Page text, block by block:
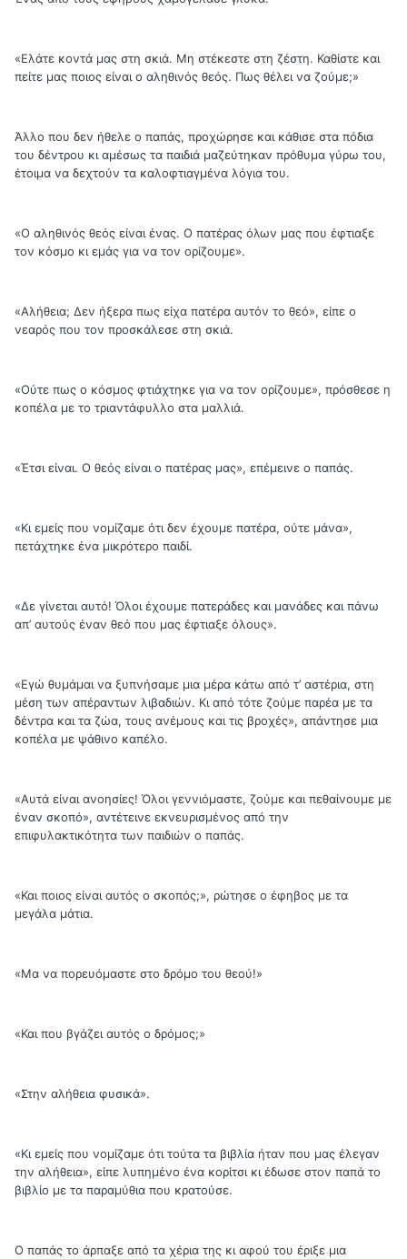
«Ελάτε κοντά μας στη σκιά. Μη στέκεστε στη ζέστη. Καθίστε και
πείτε μας ποιος είναι ο αληθινός θεός. Πως θέλει να ζούμε;»
Άλλο που δεν ήθελε ο παπάς, προχώρησε και κάθισε στα πόδια
του δέντρου κι αμέσως τα παιδιά μαζεύτηκαν πρόθυμα γύρω του,
έτοιμα να δεχτούν τα καλοφτιαγμένα λόγια του.
«Ο αληθινός θεός είναι ένας. Ο πατέρας όλων μας που έφτιαξε
τον κόσμο κι εμάς για να τον ορίζουμε».
«Αλήθεια; Δεν ήξερα πως είχα πατέρα αυτόν το θεό», είπε ο
νεαρός που τον προσκάλεσε στη σκιά.
«Ούτε πως ο κόσμος φτιάχτηκε για να τον ορίζουμε», πρόσθεσε η
κοπέλα με το τριαντάφυλλο στα μαλλιά.
«Έτσι είναι. Ο θεός είναι ο πατέρας μας», επέμεινε ο παπάς.
«Κι εμείς που νομίζαμε ότι δεν έχουμε πατέρα, ούτε μάνα»,
πετάχτηκε ένα μικρότερο παιδί.
«Δε γίνεται αυτό! Όλοι έχουμε πατεράδες και μανάδες και πάνω
απ’ αυτούς έναν θεό που μας έφτιαξε όλους».
«Εγώ θυμάμαι να ξυπνήσαμε μια μέρα κάτω από τ’ αστέρια, στη
μέση των απέραντων λιβαδιών. Κι από τότε ζούμε παρέα με τα
δέντρα και τα ζώα, τους ανέμους και τις βροχές», απάντησε μια
κοπέλα με ψάθινο καπέλο.
«Αυτά είναι ανοησίες! Όλοι γεννιόμαστε, ζούμε και πεθαίνουμε με
έναν σκοπό», αντέτεινε εκνευρισμένος από την
επιφυλακτικότητα των παιδιών ο παπάς.
«Και ποιος είναι αυτός ο σκοπός;», ρώτησε ο έφηβος με τα
μεγάλα μάτια.
«Μα να πορευόμαστε στο δρόμο του θεού!»
«Και που βγάζει αυτός ο δρόμος;»
«Στην αλήθεια φυσικά».
«Κι εμείς που νομίζαμε ότι τούτα τα βιβλία ήταν που μας έλεγαν
την αλήθεια», είπε λυπημένο ένα κορίτσι κι έδωσε στον παπά το
βιβλίο με τα παραμύθια που κρατούσε.
Ο παπάς το άρπαξε από τα χέρια της κι αφού του έριξε μια